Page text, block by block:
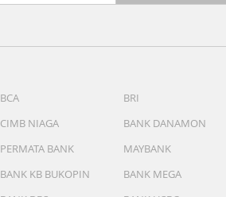
BCA
BRI
CIMB NIAGA
BANK DANAMON
PERMATA BANK
MAYBANK
BANK KB BUKOPIN
BANK MEGA